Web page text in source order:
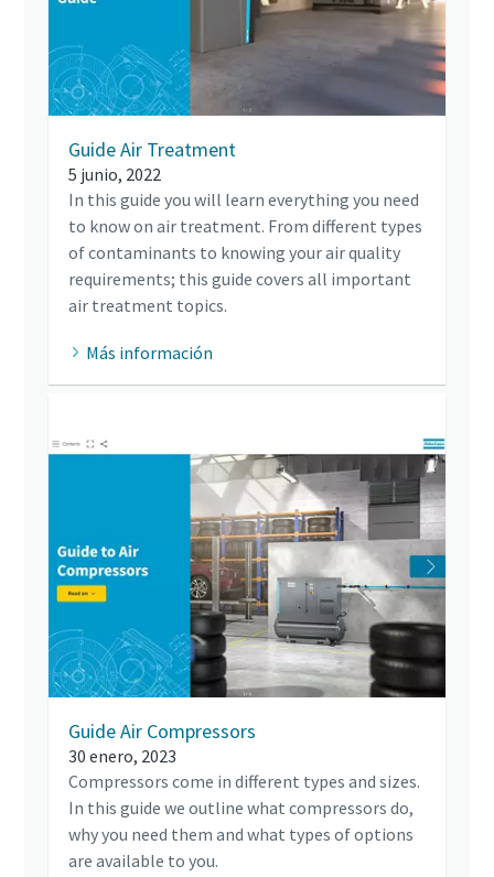
Guide Air Treatment
5 junio, 2022
In this guide you will learn everything you need
to know on air treatment. From different types
of contaminants to knowing your air quality
requirements; this guide covers all important
air treatment topics.
Más información
Guide Air Compressors
30 enero, 2023
Compressors come in different types and sizes.
In this guide we outline what compressors do,
why you need them and what types of options
are available to you.